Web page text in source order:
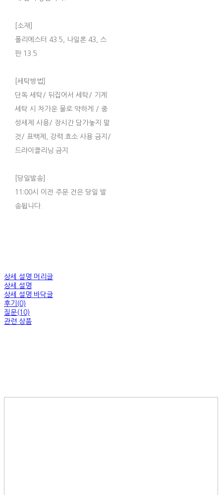
[소재]
폴리에스터 43.5, 나일론 43, 스
판 13.5
[세탁방법]
단독 세탁/ 뒤집어서 세탁/ 기계
세탁 시 차가운 물로 약하게 / 중
성세제 사용/ 장시간 담가놓지 말
것/ 표백제, 강력 효소 사용 금지/
드라이클리닝 금지
[당일발송]
11:00시 이전 주문 건은 당일 발
송됩니다.
상세 설명 머리글
상세 설명
상세 설명 바닥글
후기(0)
질문(10)
관련 상품